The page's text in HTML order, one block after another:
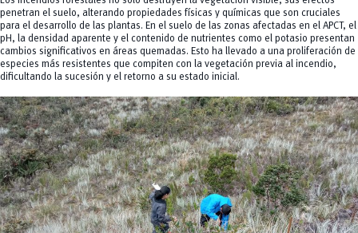
penetran el suelo, alterando propiedades físicas y químicas que son cruciales
para el desarrollo de las plantas. En el suelo de las zonas afectadas en el APCT, el
pH, la densidad aparente y el contenido de nutrientes como el potasio presentan
cambios significativos en áreas quemadas. Esto ha llevado a una proliferación de
especies más resistentes que compiten con la vegetación previa al incendio,
dificultando la sucesión y el retorno a su estado inicial.